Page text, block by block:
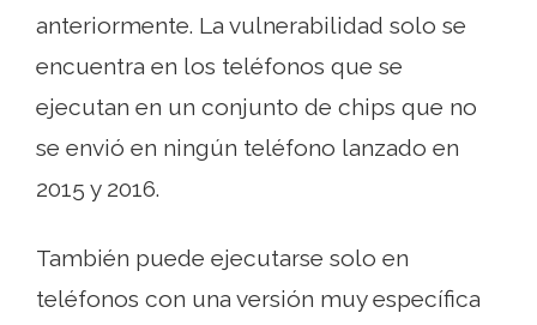
anteriormente. La vulnerabilidad solo se
encuentra en los teléfonos que se
ejecutan en un conjunto de chips que no
se envió en ningún teléfono lanzado en
2015 y 2016.
También puede ejecutarse solo en
teléfonos con una versión muy específica